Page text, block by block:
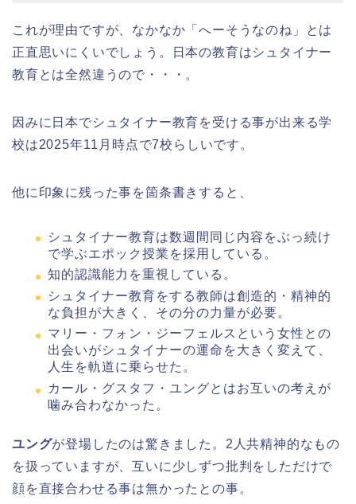
これが理由ですが、なかなか「へーそうなのね」とは
正直思いにくいでしょう。日本の教育はシュタイナー
教育とは全然違うので・・・。
因みに日本でシュタイナー教育を受ける事が出来る学
校は2025年11月時点で7校らしいです。
他に印象に残った事を箇条書きすると、
シュタイナー教育は数週間同じ内容をぶっ続け
で学ぶエポック授業を採用している。
知的認識能力を重視している。
シュタイナー教育をする教師は創造的・精神的
な負担が大きく、その分の力量が必要。
マリー・フォン・ジーフェルスという女性との
出会いがシュタイナーの運命を大きく変えて、
人生を軌道に乗らせた。
カール・グスタフ・ユングとはお互いの考えが
噛み合わなかった。
ユングが登場したのは驚きました。2人共精神的なもの
を扱っていますが、互いに少しずつ批判をしただけで
顔を直接合わせる事は無かったとの事。